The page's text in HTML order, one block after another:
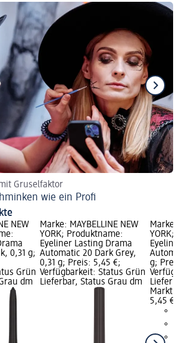
Gruselfaktor
wie ein Profi
NEW
0,31 g;
Grün
dm
Marke: MAYBELLINE NEW
YORK; Produktname:
Eyeliner Lasting Drama
Automatic 20 Dark Grey,
0,31 g; Preis: 5,45 €;
Verfügbarkeit: Status Grün
Lieferbar, Status Grau dm
Marke:
YORK;
Eyeliner
g; Preis:
Markt
5,45 €